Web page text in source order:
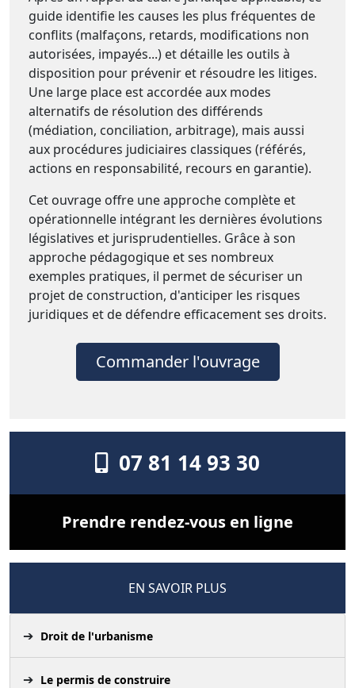
guide identifie les causes les plus fréquentes de
conflits (malfaçons, retards, modifications non
autorisées, impayés...) et détaille les outils à
disposition pour prévenir et résoudre les litiges.
Une large place est accordée aux modes
alternatifs de résolution des différends
(médiation, conciliation, arbitrage), mais aussi
aux procédures judiciaires classiques (référés,
actions en responsabilité, recours en garantie).
Cet ouvrage offre une approche complète et
opérationnelle intégrant les dernières évolutions
législatives et jurisprudentielles. Grâce à son
approche pédagogique et ses nombreux
exemples pratiques, il permet de sécuriser un
projet de construction, d'anticiper les risques
juridiques et de défendre efficacement ses droits.
Commander l'ouvrage
07 81 14 93 30
Prendre rendez-vous en ligne
EN SAVOIR PLUS
Droit de l'urbanisme
Le permis de construire